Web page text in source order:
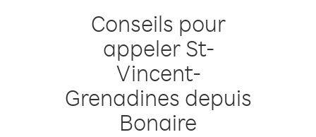
Conseils pour
appeler St-
Vincent-
Grenadines depuis
Bonaire